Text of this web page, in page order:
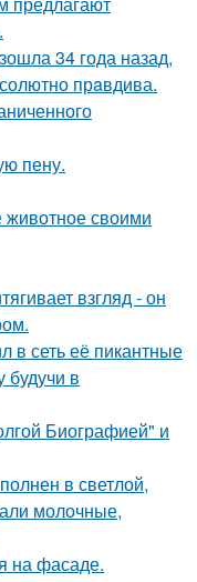
34 года назад,
прaвдива.
пену.
животное своими
взгляд - он
в сеть её пикантные
в
Биографией" и
в светлой,
молочные,
на фасаде.